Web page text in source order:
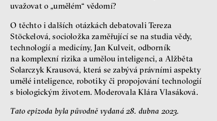
láska
Nová pravidla – o světě
pro jedno procento
s Ondřejem Slačálkem,
Miroslavem Palanským,
Lucií Trlifajovou
a Jakubem Rákosníkem
Jakub Rákosník
Ondřej Slačálek
Miroslav Palanský
uvažovat o „umělém“ vědomí?
O těchto i dalších otázkách debatovali Tereza
Stöckelová, socioložka zaměřující se na studia vědy,
technologií a medicíny, Jan Kulveit, odborník
na komplexní rizika a umělou inteligenci, a Alžběta
Solarczyk Krausová, která se zabývá právními aspekty
umělé inteligence, robotiky či propojování technologií
s biologickým životem. Moderovala Klára Vlasáková.
Tato epizoda byla původně vydaná 28. dubna 2023.